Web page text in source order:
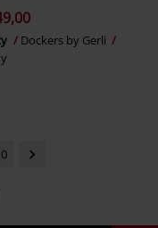
Dockers by Gerli